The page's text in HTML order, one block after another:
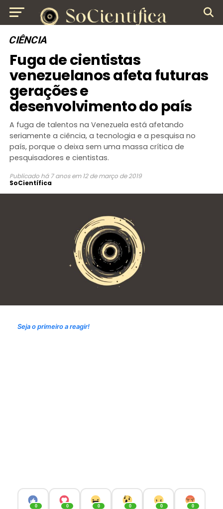
CIÊNCIA
Fuga de cientistas
venezuelanos afeta futuras
gerações e
desenvolvimento do país
A fuga de talentos na Venezuela está afetando
seriamente a ciência, a tecnologia e a pesquisa no
país, porque o deixa sem uma massa crítica de
pesquisadores e cientistas.
Publicado há 7 anos em 12 de março de 2019
SoCientífica
Seja o primeiro a reagir!
0 0 0 0 0 0